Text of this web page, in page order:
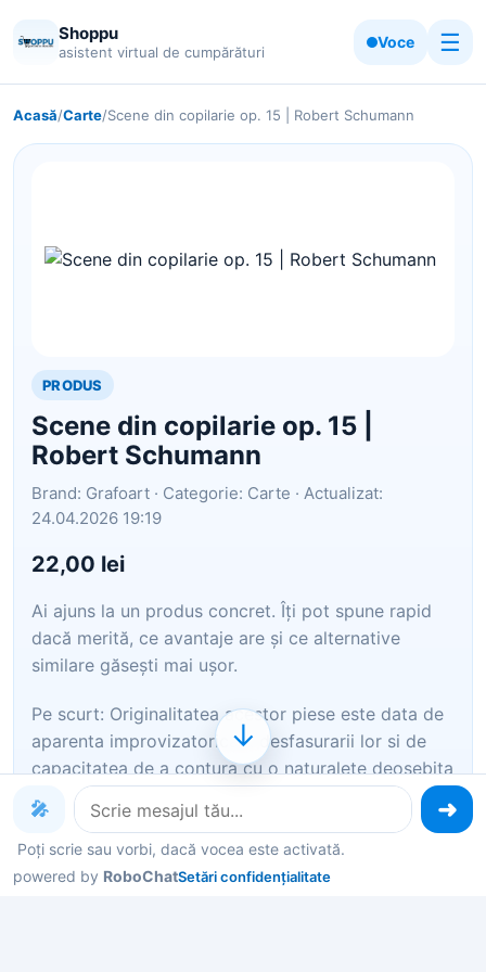
Shoppu
asistent virtual de cumpărături
Voce ☰
Acasă/Carte/Scene din copilarie op. 15 | Robert Schumann
PRODUS
Scene din copilarie op. 15 |
Robert Schumann
Brand: Grafoart · Categorie: Carte · Actualizat:
24.04.2026 19:19
22,00 lei
Ai ajuns la un produs concret. Îți pot spune rapid
dacă merită, ce avantaje are și ce alternative
similare găsești mai ușor.
Pe scurt: Originalitatea acestor piese este data de
aparenta improvizatorica a desfasurarii lor si de
capacitatea de a contura cu o naturalete deosebita
experientele unui copil, pe care compozitorul il
considera o fiinta miraculo…
Îți pot recomanda rapid produse similare sau
🎤
Poți scrie sau vorbi, dacă vocea este activată.
powered by RoboChatSetări confidențialitate
↓